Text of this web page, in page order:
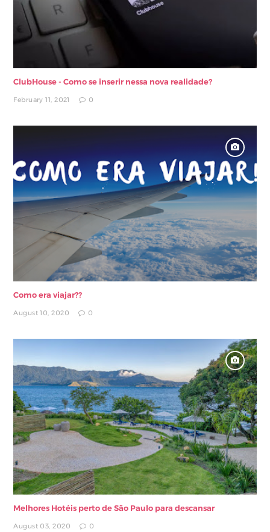
ClubHouse - Como se inserir nessa nova realidade?
February 11, 2021 0
Como era viajar??
August 10, 2020 0
Melhores Hotéis perto de São Paulo para descansar
August 03, 2020 0